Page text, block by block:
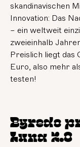
skandinavischen
Innovation: Das
– ein weltweit
zweieinhalb
Preislich liegt das
Euro, also mehr
testen!
Byredo
Luna 2.0